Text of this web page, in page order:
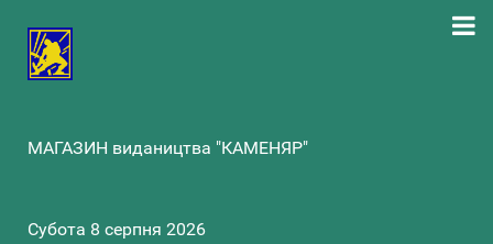
МАГАЗИН видаництва "КАМЕНЯР"
Субота 8 серпня 2026